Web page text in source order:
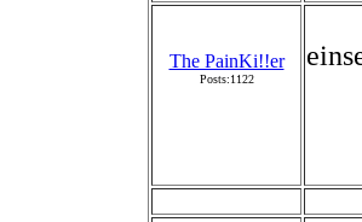
The PainKi!!er
Posts:1122